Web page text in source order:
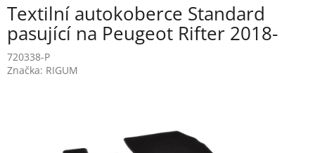
Textilní autokoberce Standard
pasující na Peugeot Rifter 2018-
720338-P
Značka: RIGUM